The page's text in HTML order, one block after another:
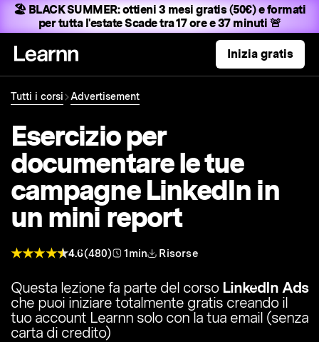
🏖️ BLACK SUMMER:ottieni 3 mesi gratis (50€) e formati
per tutta l'estateScade tra 17 ore e 37 minuti 🚨
Inizia gratis
Tutti i corsi Advertisement
Esercizio per
documentare le tue
campagne LinkedIn in
un mini report
4.6(480) 1min Risorse
Questa lezione fa parte del corso LinkedIn Ads
che puoi iniziare totalmente gratis creando il
tuo account Learnn solo con la tua email (senza
carta di credito)